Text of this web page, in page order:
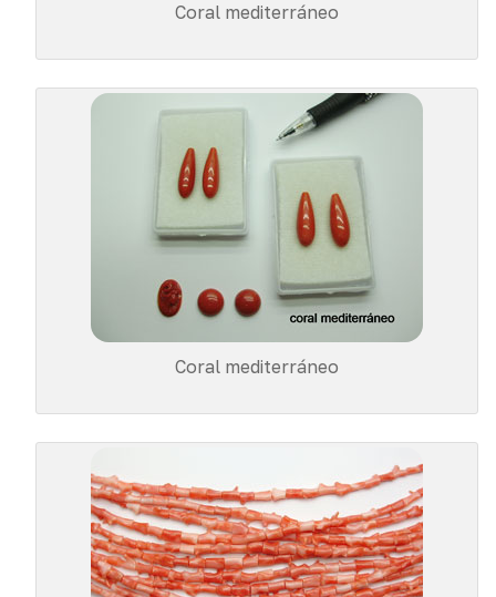
Coral mediterráneo
Coral mediterráneo